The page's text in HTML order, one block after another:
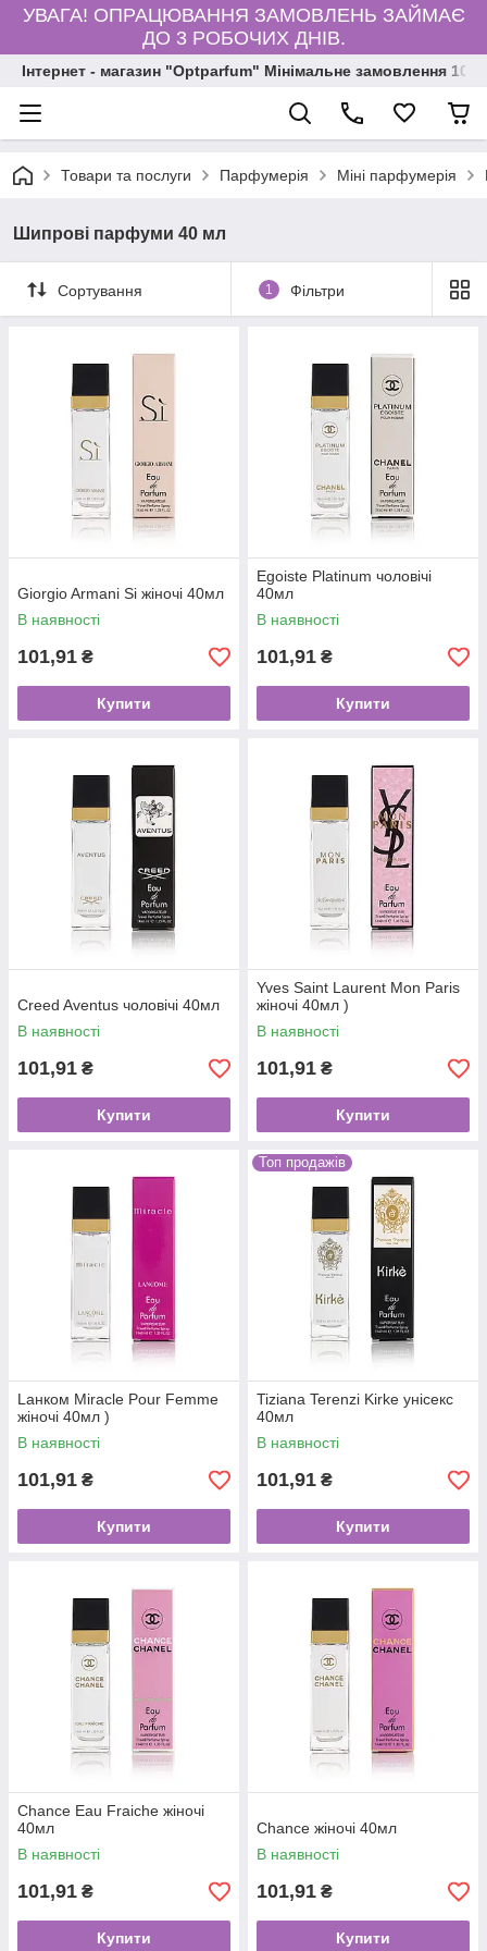
УВАГА! ОПРАЦЮВАННЯ ЗАМОВЛЕНЬ ЗАЙМАЄ
ДО 3 РОБОЧИХ ДНІВ.
Інтернет - магазин "Optparfum" Мінімальне замовлення
Товари та послуги Парфумерія Міні парфумерія
Шипрові парфуми 40 мл
Сортування 1 Фільтри
Giorgio Armani Si жіночі 40мл
В наявності
101,91 ₴
Купити
Egoiste Platinum чоловічі
40мл
В наявності
101,91 ₴
Купити
Creed Aventus чоловічі 40мл
В наявності
101,91 ₴
Купити
Yves Saint Laurent Mon Paris
жіночі 40мл )
В наявності
101,91 ₴
Купити
Lанком Miracle Pour Femme
жіночі 40мл )
В наявності
101,91 ₴
Купити
Топ продажів
Tiziana Terenzi Kirke унісекс
40мл
В наявності
101,91 ₴
Купити
Chance Eau Fraiche жіночі
40мл
В наявності
101,91 ₴
Купити
Chance жіночі 40мл
В наявності
101,91 ₴
Купити